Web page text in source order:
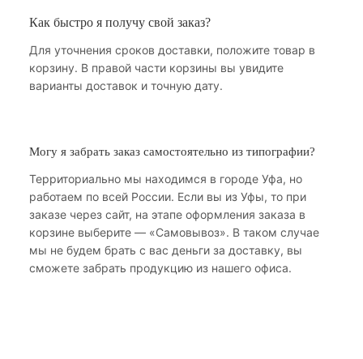
Как быстро я получу свой заказ?
Для уточнения сроков доставки, положите товар в
корзину. В правой части корзины вы увидите
варианты доставок и точную дату.
Могу я забрать заказ самостоятельно из типографии?
Территориально мы находимся в городе Уфа, но
работаем по всей России. Если вы из Уфы, то при
заказе через сайт, на этапе оформления заказа в
корзине выберите — «Самовывоз». В таком случае
мы не будем брать с вас деньги за доставку, вы
сможете забрать продукцию из нашего офиса.